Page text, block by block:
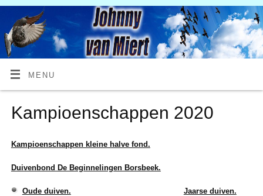
MENU
Kampioenschappen 2020
Kampioenschappen kleine halve fond.
Duivenbond De Beginnelingen Borsbeek.
Oude duiven.
Jaarse duiven.